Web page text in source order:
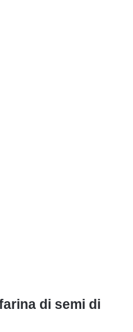
di semi di